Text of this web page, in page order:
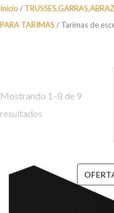
Saltar
al
Inicio /
PARA TARIMAS / Tarimas de
Mostrando 1–8 de 9
resultados